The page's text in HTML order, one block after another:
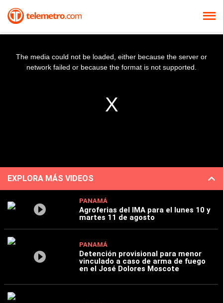
The media could not be loaded, either because the server or
network failed or because the format is not supported.
EXPLORA MÁS VIDEOS
PANAMÁ
Agroferias del IMA para el lunes 10 y
martes 11 de agosto
PANAMÁ
Detención provisional para menor
vinculado a caso de arma de fuego
en el José Dolores Moscote